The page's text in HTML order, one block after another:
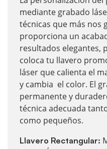
mediante grabado
técnicas que más nos
proporciona un
resultados elegantes,
coloca tu llavero
láser que calienta el
y cambia el color. El
permanente y
técnica adecuada
como pequeños.
Llavero Rectangular: